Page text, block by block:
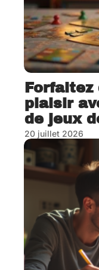
plaisir
de jeux
20 juillet 2026